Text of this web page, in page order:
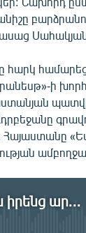
ասաց
ի
Հայաստանը
Սահակյան. Ցուցակում բոլորն ունեն իրենց արժանի տեղը